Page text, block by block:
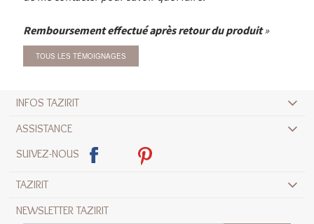
Remboursement effectué après retour du produit
TOUS LES TÉMOIGNAGES
INFOS TAZIRIT
ASSISTANCE
SUIVEZ-NOUS
TAZIRIT
NEWSLETTER TAZIRIT